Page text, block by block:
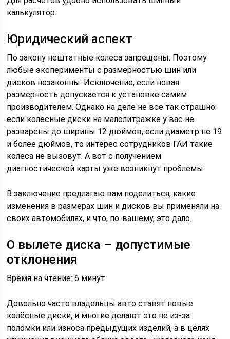
калькулятор.
Юридический аспект
По закону нештатные колеса запрещены. Поэтому
любые эксперименты с размерностью шин или
дисков незаконны. Исключение, если новая
размерность допускается к установке самим
производителем. Однако на деле не все так страшно:
если колесные диски на малолитражке у вас не
разварены до ширины 12 дюймов, если диаметр не 19
и более дюймов, то интерес сотрудников ГАИ такие
колеса не вызовут. А вот с получением
диагностической карты уже возникнут проблемы.
В заключение предлагаю вам поделиться, какие
изменения в размерах шин и дисков вы применяли на
своих автомобилях, и что, по-вашему, это дало.
О вылете диска – допустимые
отклонения
Время на чтение: 6 минут
Довольно часто владельцы авто ставят новые
колёсные диски, и многие делают это не из-за
поломки или износа предыдущих изделий, а в целях